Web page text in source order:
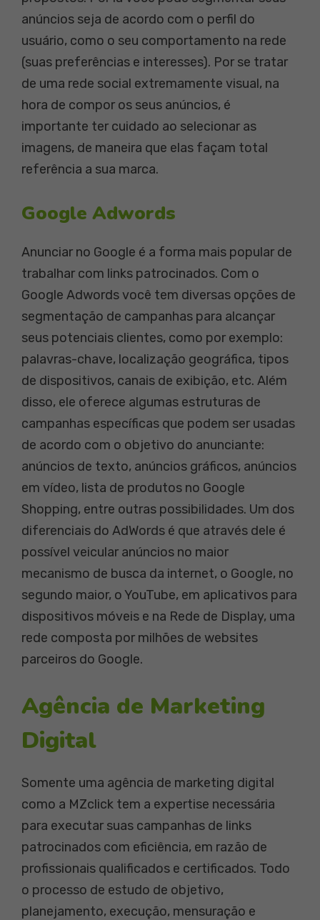
anúncios seja de acordo com o perfil do
usuário, como o seu comportamento na rede
(suas preferências e interesses). Por se tratar
de uma rede social extremamente visual, na
hora de compor os seus anúncios, é
importante ter cuidado ao selecionar as
imagens, de maneira que elas façam total
referência a sua marca.
Google Adwords
Anunciar no Google é a forma mais popular de
trabalhar com links patrocinados. Com o
Google Adwords você tem diversas opções de
segmentação de campanhas para alcançar
seus potenciais clientes, como por exemplo:
palavras-chave, localização geográfica, tipos
de dispositivos, canais de exibição, etc. Além
disso, ele oferece algumas estruturas de
campanhas específicas que podem ser usadas
de acordo com o objetivo do anunciante:
anúncios de texto, anúncios gráficos, anúncios
em vídeo, lista de produtos no Google
Shopping, entre outras possibilidades. Um dos
diferenciais do AdWords é que através dele é
possível veicular anúncios no maior
mecanismo de busca da internet, o Google, no
segundo maior, o YouTube, em aplicativos para
dispositivos móveis e na Rede de Display, uma
rede composta por milhões de websites
parceiros do Google.
Agência de Marketing
Digital
Somente uma agência de marketing digital
como a MZclick tem a expertise necessária
para executar suas campanhas de links
patrocinados com eficiência, em razão de
profissionais qualificados e certificados. Todo
o processo de estudo de objetivo,
planejamento, execução, mensuração e